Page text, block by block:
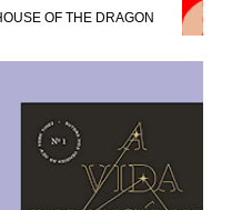
OF THE DRAGON